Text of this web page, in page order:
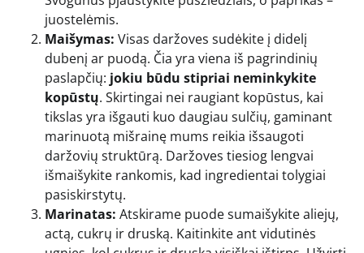
juostelėmis.
Maišymas: Visas daržoves sudėkite į didelį
dubenį ar puodą. Čia yra viena iš pagrindinių
paslapčių: jokiu būdu stipriai neminkykite
kopūstų. Skirtingai nei raugiant kopūstus, kai
tikslas yra išgauti kuo daugiau sulčių, gaminant
marinuotą mišrainę mums reikia išsaugoti
daržovių struktūrą. Daržoves tiesiog lengvai
išmaišykite rankomis, kad ingredientai tolygiai
pasiskirstytų.
Marinatas: Atskirame puode sumaišykite aliejų,
actą, cukrų ir druską. Kaitinkite ant vidutinės